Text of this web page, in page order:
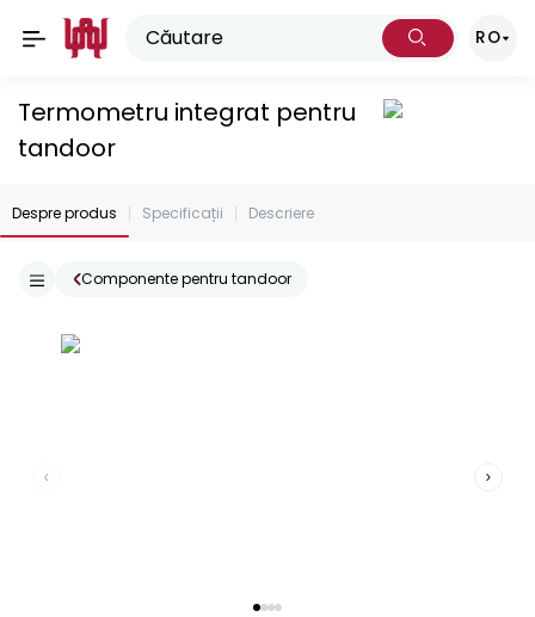
RO
Termometru integrat pentru
tandoor
Despre produs Specificații Descriere
Componente pentru tandoor